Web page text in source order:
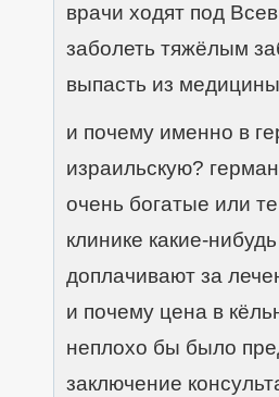
врачи ходят под
заболеть тяжёлым
выпасть из
и почему именно в
израильскую?
очень богатые или
клинике какие-
доплачивают за
и почему цена в
неплохо бы было
заключение